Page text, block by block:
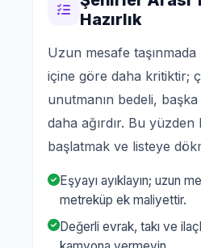
Hazırlık
Uzun mesafe taşınmada
içine göre daha kritiktir;
unutmanın bedeli,
daha ağırdır. Bu yüzden
başlatmak ve listeye
Eşyayı ayıklayın; uzun
metreküp ek maliyettir.
Değerli evrak, takı ve